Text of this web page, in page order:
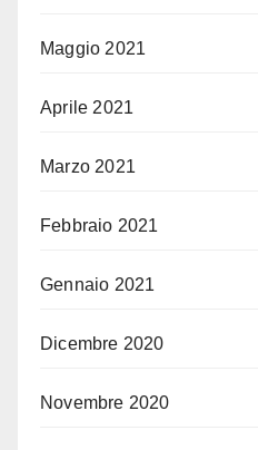
Maggio 2021
Aprile 2021
Marzo 2021
Febbraio 2021
Gennaio 2021
Dicembre 2020
Novembre 2020